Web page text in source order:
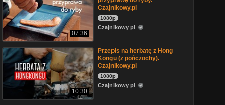
07:36
Czajnikowy.pl
1080p
Czajnikowy pl
10:30
Przepis na herbatę z Hong
Kongu (z pończochy).
Czajnikowy.pl
1080p
Czajnikowy pl